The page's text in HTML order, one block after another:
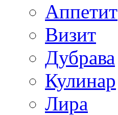
Аппетит
Визит
Дубрава
Кулинар
Лира